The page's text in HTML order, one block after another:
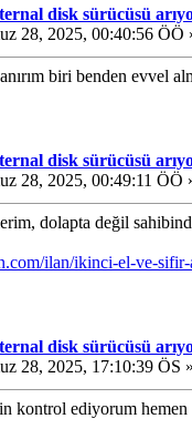
disk sürücüsü
28, 2025, 00:40:56 ÖÖ
biri benden evvel
disk sürücüsü
28, 2025, 00:49:11 ÖÖ
dolapta değil
ilan/ikinci-el-ve-
disk sürücüsü
28, 2025, 17:10:39 ÖS »
kontrol ediyorum hemen